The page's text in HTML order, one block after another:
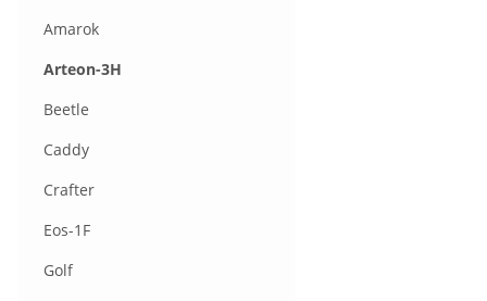
Amarok
Arteon-3H
Beetle
Caddy
Crafter
Eos-1F
Golf